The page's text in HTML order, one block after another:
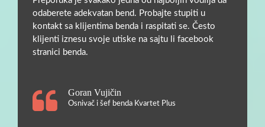
odaberete adekvatan bend. Probajte stupiti u
kontakt sa klijentima benda i raspitati se. Često
klijenti iznesu svoje utiske na sajtu li facebook
stranici benda.
Goran Vujičin
Osnivač i šef benda Kvartet Plus